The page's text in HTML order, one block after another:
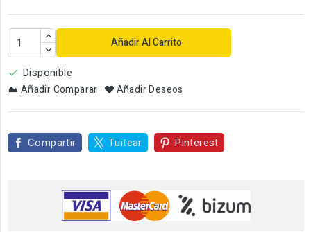
Añadir Al Carrito
 Disponible
Añadir Comparar Añadir Deseos
Compartir Tuitear Pinterest